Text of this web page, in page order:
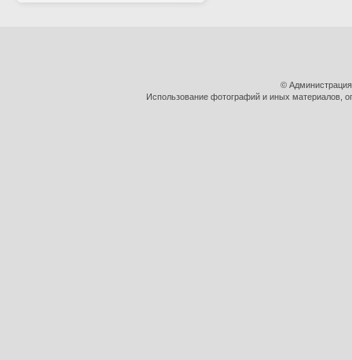
©
Использование фотографий и иных материалов,